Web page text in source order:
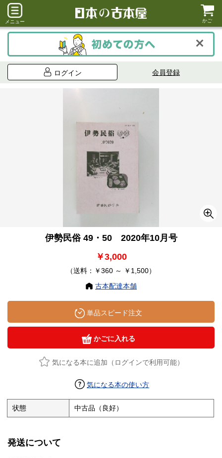
メニュー かご
ログイン 会員登録
伊勢民俗 49・50 2020年10月号
￥3,000
（送料：￥360 ～ ￥1,500）
古本配達本舗
単品スピード注文
かごに入れる
気になる本に追加（ログインで利用可能）
気になる本の使い方
状態 中古品（良好）
発送について